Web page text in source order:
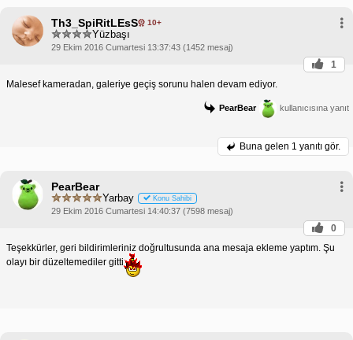
Th3_SpiRitLEsS 10+
Yüzbaşı
29 Ekim 2016 Cumartesi 13:37:43 (1452 mesaj)
1
Malesef kameradan, galeriye geçiş sorunu halen devam ediyor.
PearBear kullanıcısına yanıt
Buna gelen 1 yanıtı gör.
PearBear
Yarbay Konu Sahibi
29 Ekim 2016 Cumartesi 14:40:37 (7598 mesaj)
0
Teşekkürler, geri bildirimleriniz doğrultusunda ana mesaja ekleme yaptım. Şu
olayı bir düzeltemediler gitti